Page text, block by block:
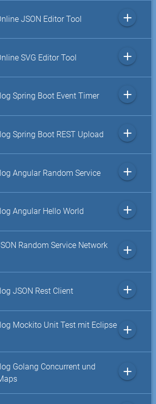
JSON Editor Tool add
SVG Editor Tool add
Spring Boot Event Timer add
Spring Boot REST Upload add
Angular Random Service add
Angular Hello World add
Random Service Network
add
JSON Rest Client add
Mockito Unit Test mit Eclipse
add
Golang Concurrent und
add